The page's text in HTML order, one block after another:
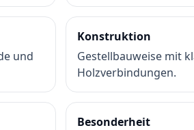
und
Konstruktion
Gestellbauweise mit
Holzverbindungen.
Besonderheit